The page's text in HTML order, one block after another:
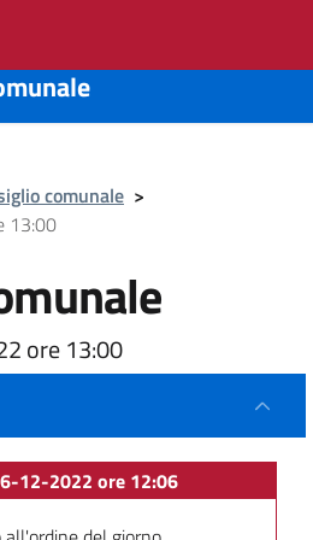
comunale >
13:00
ore 13:00
12-2022 ore 12:06